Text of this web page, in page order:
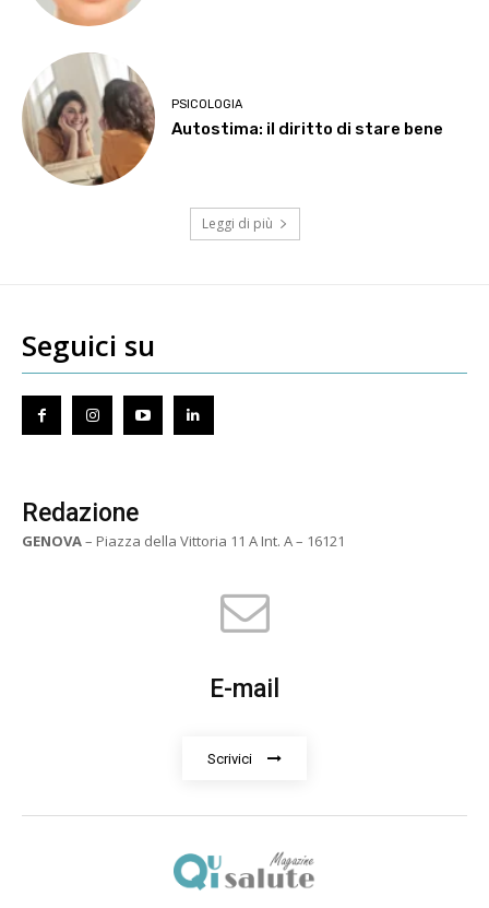
PSICOLOGIA
Autostima: il diritto di stare bene
Leggi di più
Seguici su
Redazione
GENOVA– Piazza della Vittoria 11 A Int. A – 16121
E-mail
Scrivici